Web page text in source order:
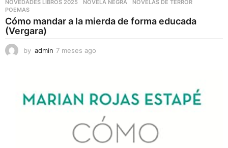
NOVEDADES LIBROS 2025
,NOVELA NEGRA ,NOVELAS DE TERROR
POEMAS
Cómo mandar a la mierda de forma educada
(Vergara)
by admin 7 meses ago
s
a
o